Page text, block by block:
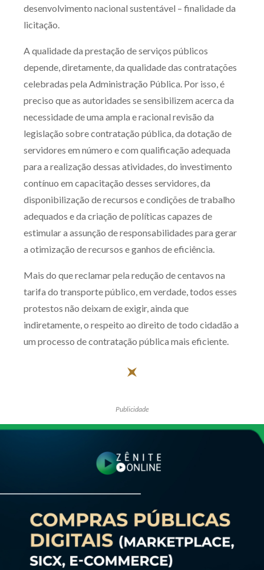
desenvolvimento nacional sustentável – finalidade da
licitação.
A qualidade da prestação de serviços públicos
depende, diretamente, da qualidade das contratações
celebradas pela Administração Pública. Por isso, é
preciso que as autoridades se sensibilizem acerca da
necessidade de uma ampla e racional revisão da
legislação sobre contratação pública, da dotação de
servidores em número e com qualificação adequada
para a realização dessas atividades, do investimento
contínuo em capacitação desses servidores, da
disponibilização de recursos e condições de trabalho
adequados e da criação de políticas capazes de
estimular a assunção de responsabilidades para gerar
a otimização de recursos e ganhos de eficiência.
Mais do que reclamar pela redução de centavos na
tarifa do transporte público, em verdade, todos esses
protestos não deixam de exigir, ainda que
indiretamente, o respeito ao direito de todo cidadão a
um processo de contratação pública mais eficiente.
Publicidade